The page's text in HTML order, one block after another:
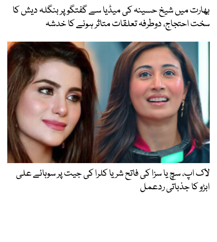
بھارت میں شیخ حسینہ کی میڈیا سے گفتگو پر بنگلہ دیش کا
سخت احتجاج، دوطرفہ تعلقات متاثر ہونے کا خدشہ
لاک اپ، سچ یا سزا کی فاتح شریا کلرا کی جیت پر سوہائے علی
ابڑو کا جذباتی ردعمل